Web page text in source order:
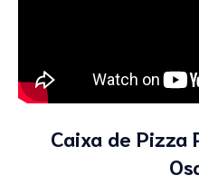
Caixa de Pizza